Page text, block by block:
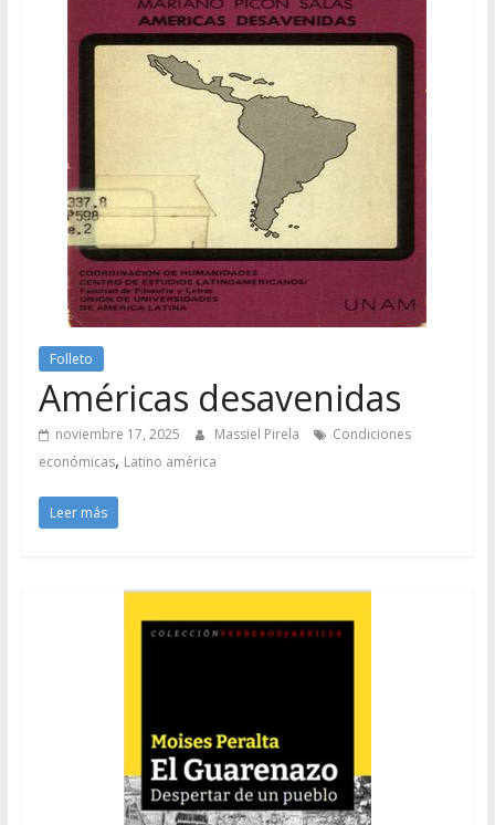
Folleto
Américas desavenidas
noviembre 17, 2025 Massiel Pirela
Condiciones
económicas, Latino américa
Leer más